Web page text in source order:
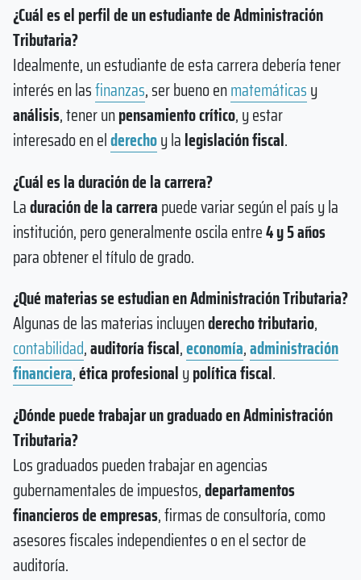
¿Cuál es el perfil de un estudiante de Administración
Tributaria?
Idealmente, un estudiante de esta carrera debería tener
interés en lasfinanzas, ser bueno enmatemáticasy
análisis, tener unpensamiento crítico, y estar
interesado en elderechoy lalegislación fiscal.
¿Cuál es la duración de la carrera?
Laduración de la carrerapuede variar según el país y la
institución, pero generalmente oscila entre4 y 5 años
para obtener el título de grado.
¿Qué materias se estudian en Administración Tributaria?
Algunas de las materias incluyenderecho tributario,
contabilidad,auditoría fiscal,economía,administración
financiera,ética profesionalypolítica fiscal.
¿Dónde puede trabajar un graduado en Administración
Tributaria?
Los graduados pueden trabajar en agencias
gubernamentales de impuestos,departamentos
financieros de empresas, firmas de consultoría, como
asesores fiscales independientes o en el sector de
auditoría.